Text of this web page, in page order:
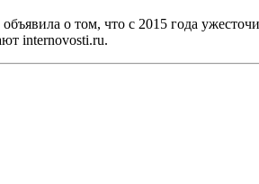
о том, что с 2015 года
internovosti.ru.